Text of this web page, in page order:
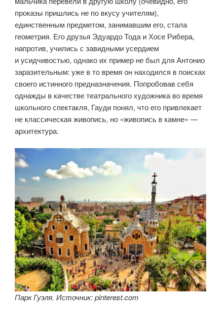
проказы пришлись не по вкусу учителям),
единственным предметом, занимавшим его, стала
геометрия. Его друзья Эдуардо Тода и Хосе Рибера,
напротив, учились с завидными усердием
и усидчивостью, однако их пример не был для Антонио
заразительным: уже в то время он находился в поисках
своего истинного предназначения. Попробовав себя
однажды в качестве театрального художника во время
школьного спектакля, Гауди понял, что его привлекает
не классическая живопись, но «живопись в камне» —
архитектура.
Парк Гуэля. Источник: pinterest.com